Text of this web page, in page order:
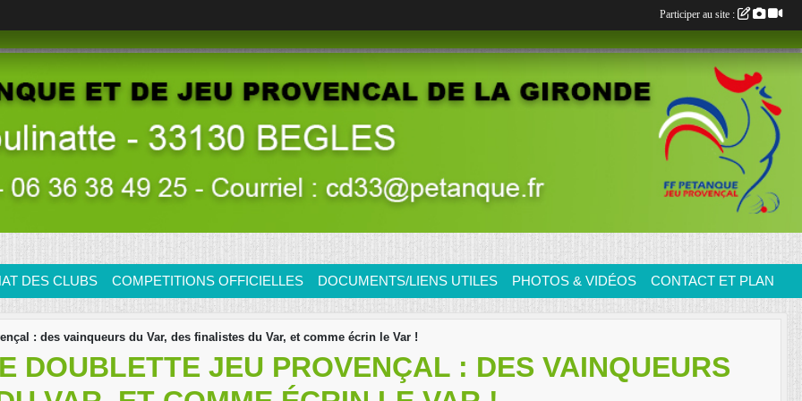
DES CLUBS COMPETITIONS OFFICIELLES DOCUMENTS/LIENS UTILES PHOTOS & VIDÉOS CONTACT ET PLAN
: des vainqueurs du Var, des finalistes du Var, et comme écrin le Var !
DOUBLETTE JEU PROVENÇAL : DES VAINQUEURS
Participer au site :